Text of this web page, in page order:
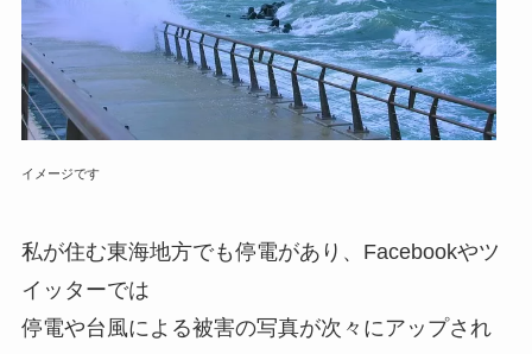
イメージです
私が住む東海地方でも停電があり、Facebookやツ
イッターでは
停電や台風による被害の写真が次々にアップされ